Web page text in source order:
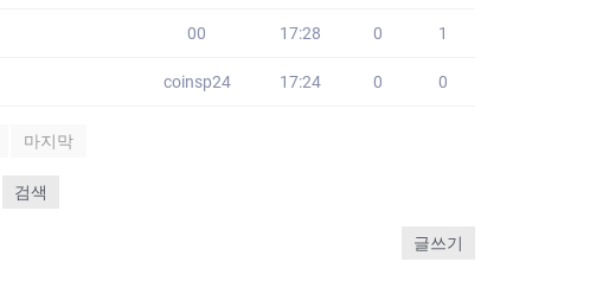
00 17:28 0 1
coinsp24 17:24 0 0
마지막
검색
글쓰기